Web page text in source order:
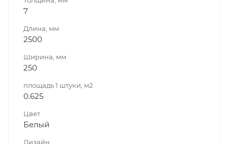
7
Длина, мм
2500
Ширина, мм
250
площадь 1 штуки, м2
0.625
Цвет
Белый
Дизайн